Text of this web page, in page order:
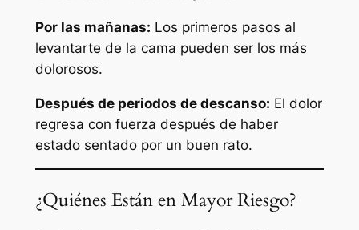
Por las mañanas: Los primeros pasos al
levantarte de la cama pueden ser los más
dolorosos.
Después de periodos de descanso: El dolor
regresa con fuerza después de haber
estado sentado por un buen rato.
¿Quiénes Están en Mayor Riesgo?